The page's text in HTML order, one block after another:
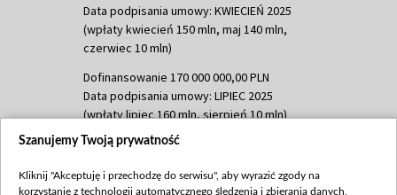
Data podpisania umowy: KWIECIEŃ 2025
(wpłaty kwiecień 150 mln, maj 140 mln,
czerwiec 10 mln)
Dofinansowanie 170 000 000,00 PLN
Data podpisania umowy: LIPIEC 2025
(wpłaty lipiec 160 mln, sierpień 10 mln)
Dofinansowanie 60 000 000,00 PLN
(wpłata wrzesień 60 mln)
Szanujemy Twoją prywatność
Kliknij "Akceptuję i przechodzę do serwisu", aby wyrazić zgody na
korzystanie z technologii automatycznego śledzenia i zbierania danych,